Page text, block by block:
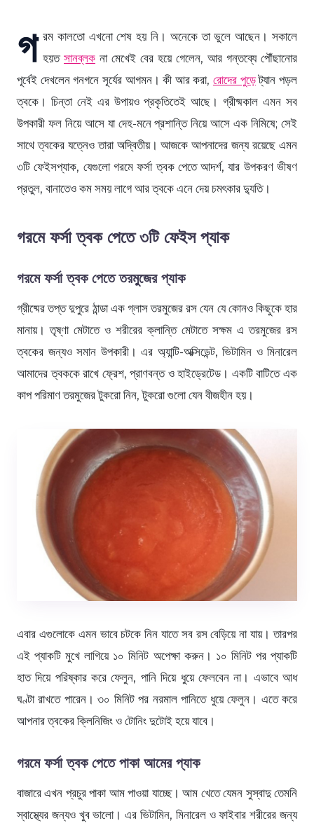
গ রম কালতো এখনো শেষ হয় নি। অনেকে তা ভুলে আছেন। সকালে
হয়ত সানব্লক না মেখেই বের হয়ে গেলেন, আর গন্তব্যে পৌঁছানোর
পূর্বেই দেখলেন গনগনে সূর্যের আগমন। কী আর করা,রোদের পুড়েট্যান পড়ল
ত্বকে। চিন্তা নেই এর উপায়ও প্রকৃতিতেই আছে। গ্রীষ্মকাল এমন সব
উপকারী ফল নিয়ে আসে যা দেহ-মনে প্রশান্তি নিয়ে আসে এক নিমিষে; সেই
সাথে ত্বকের যত্নেও তারা অদ্বিতীয়। আজকে আপনাদের জন্য রয়েছে এমন
৩টি ফেইসপ্যাক, যেগুলো গরমে ফর্সা ত্বক পেতে আদর্শ, যার উপকরণ ভীষণ
প্রতুল, বানাতেও কম সময় লাগে আর ত্বকে এনে দেয় চমৎকার দ্যুতি।
গরমে ফর্সা ত্বক পেতে ৩টি ফেইস প্যাক
গরমে ফর্সা ত্বক পেতে তরমুজের প্যাক
গ্রীষ্মের তপ্ত দুপুরে ঠান্ডা এক গ্লাস তরমুজের রস যেন যে কোনও কিছুকে হার
মানায়। তৃষ্ণা মেটাতে ও শরীরের ক্লান্তি মেটাতে সক্ষম এ তরমুজের রস
ত্বকের জন্যও সমান উপকারী। এর অ্যান্টি-অক্সিডেন্ট, ভিটামিন ও মিনারেল
আমাদের ত্বককে রাখে ফ্রেশ, প্রাণবন্ত ও হাইড্রেটেড। একটি বাটিতে এক
কাপ পরিমাণ তরমুজের টুকরো নিন, টুকরো গুলো যেন বীজহীন হয়।
এবার এগুলোকে এমন ভাবে চটকে নিন যাতে সব রস বেড়িয়ে না যায়। তারপর
এই প্যাকটি মুখে লাগিয়ে ১০ মিনিট অপেক্ষা করুন। ১০ মিনিট পর প্যাকটি
হাত দিয়ে পরিষ্কার করে ফেলুন, পানি দিয়ে ধুয়ে ফেলবেন না। এভাবে আধ
ঘণ্টা রাখতে পারেন। ৩০ মিনিট পর নরমাল পানিতে ধুয়ে ফেলুন। এতে করে
আপনার ত্বকের ক্লিনিজিং ও টোনিং দুটোই হয়ে যাবে।
গরমে ফর্সা ত্বক পেতে পাকা আমের প্যাক
বাজারে এখন প্রচুর পাকা আম পাওয়া যাচ্ছে। আম খেতে যেমন সুস্বাদু তেমনি
স্বাস্থ্যের জন্যও খুব ভালো। এর ভিটামিন, মিনারেল ও ফাইবার শরীরের জন্য